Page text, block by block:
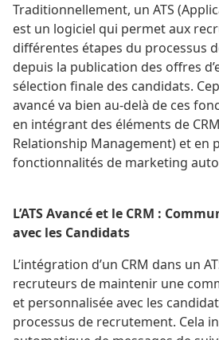
Traditionnellement, un ATS
est un logiciel qui permet aux
différentes étapes du processus
depuis la publication des offres
sélection finale des candidats.
avancé va bien au-delà de ces
en intégrant des éléments de
Relationship Management) et en
fonctionnalités de marketing
L’ATS Avancé et le CRM :
avec les Candidats
L’intégration d’un CRM dans un
recruteurs de maintenir une
et personnalisée avec les
processus de recrutement. Cela